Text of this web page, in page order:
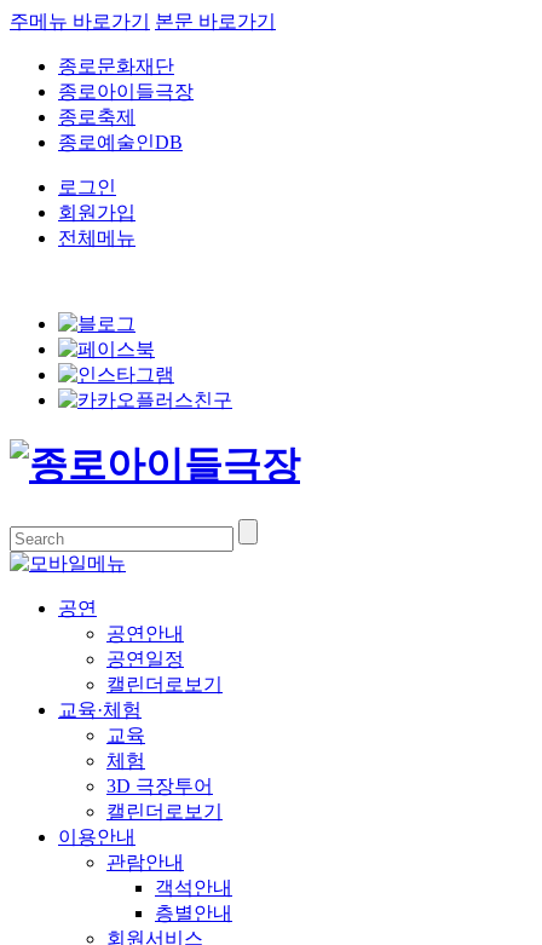
주메뉴 바로가기 본문 바로가기
종로문화재단
종로아이들극장
종로축제
종로예술인DB
로그인
회원가입
전체메뉴
공연
공연안내
공연일정
캘린더로보기
교육·체험
교육
체험
3D 극장투어
캘린더로보기
이용안내
관람안내
객석안내
층별안내
회원서비스